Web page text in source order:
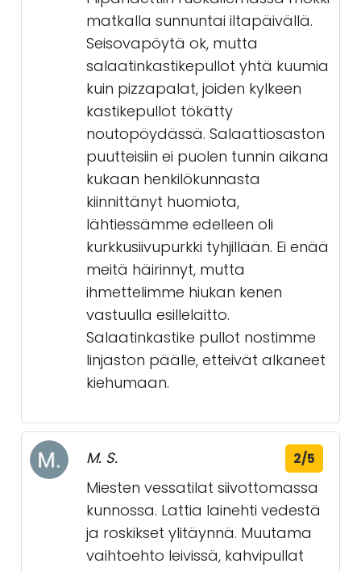
matkalla sunnuntai iltapäivällä.
Seisovapöytä ok, mutta
salaatinkastikepullot yhtä kuumia
kuin pizzapalat, joiden kylkeen
kastikepullot tökätty
noutopöydässä. Salaattiosaston
puutteisiin ei puolen tunnin aikana
kukaan henkilökunnasta
kiinnittänyt huomiota,
lähtiessämme edelleen oli
kurkkusiivupurkki tyhjillään. Ei enää
meitä häirinnyt, mutta
ihmettelimme hiukan kenen
vastuulla esillelaitto.
Salaatinkastike pullot nostimme
linjaston päälle, etteivät alkaneet
kiehumaan.
M. S. 2/5
Miesten vessatilat siivottomassa
kunnossa. Lattia lainehti vedestä
ja roskikset ylitäynnä. Muutama
vaihtoehto leivissä, kahvipullat